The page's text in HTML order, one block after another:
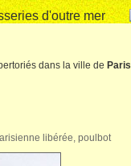
dans la ville de Paris
libérée, poulbot